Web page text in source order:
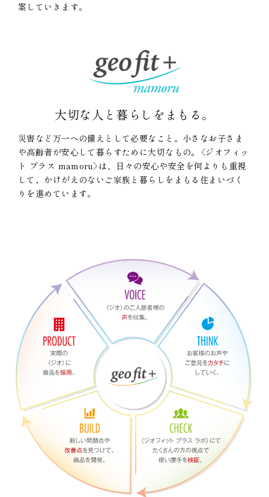
案していきます。
大切な人と暮らしをまもる。
災害など万一への備えとして必要なこと。小さなお子さま
や高齢者が安心して暮らすために大切なもの。〈ジオフィッ
ト プラス mamoru〉は、日々の安心や安全を何よりも重視
して、かけがえのないご家族と暮らしをまもる住まいづく
りを進めています。